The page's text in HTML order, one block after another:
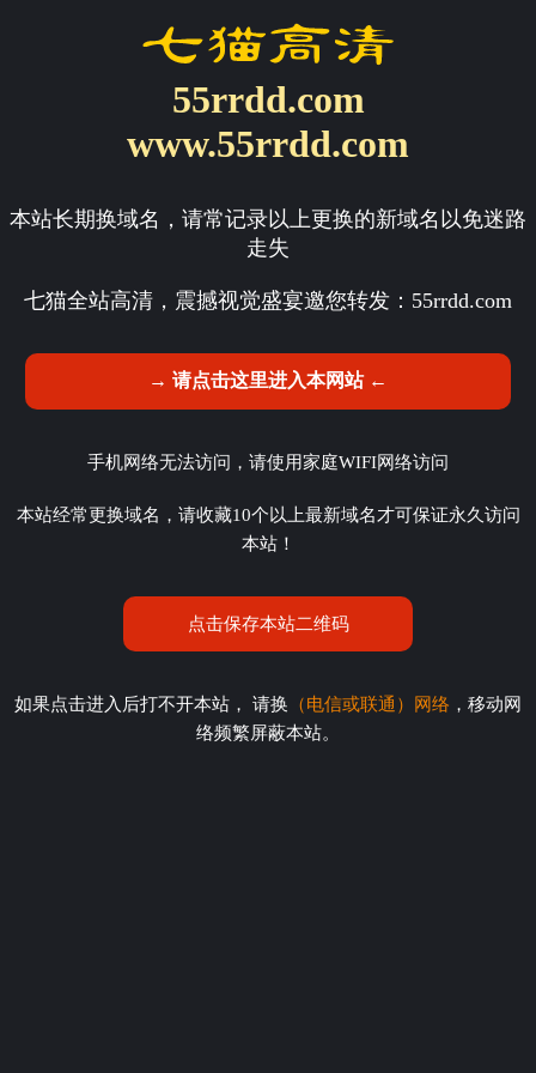
55rrdd.com
www.55rrdd.com
本站长期换域名，请常记录以上更换的新域名以免迷路
走失
七猫全站高清，震撼视觉盛宴邀您转发： 55rrdd.com
→ 请点击这里进入本网站 ←
手机网络无法访问，请使用家庭WIFI网络访问
本站经常更换域名，请收藏10个以上最新域名才可保证永久访问
本站！
点击保存本站二维码
如果点击进入后打不开本站， 请换 （电信或联通）网络 ，移动网
络频繁屏蔽本站。